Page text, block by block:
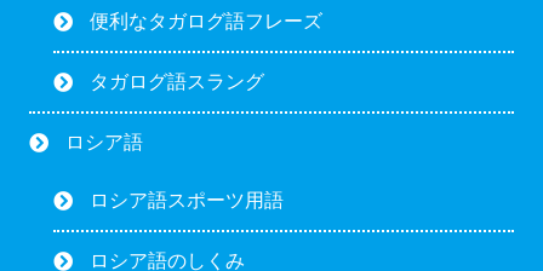
便利なタガログ語フレーズ
タガログ語スラング
ロシア語
ロシア語スポーツ用語
ロシア語のしくみ